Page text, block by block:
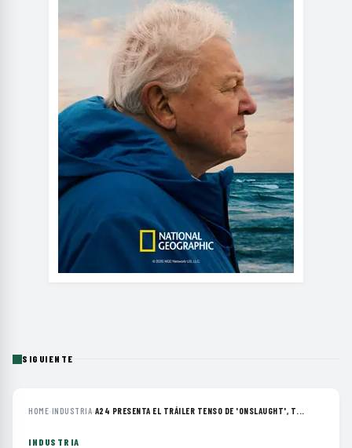
SIGUIENTE
HOME›INDUSTRIA›A24 PRESENTA EL TRÁILER TENSO DE 'ONSLAUGHT', T...
INDUSTRIA